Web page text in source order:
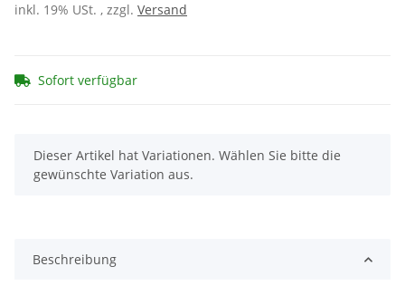
inkl. 19% USt. , zzgl. Versand
Sofort verfügbar
x
Dieser Artikel hat Variationen. Wählen Sie bitte die
gewünschte Variation aus.
Beschreibung